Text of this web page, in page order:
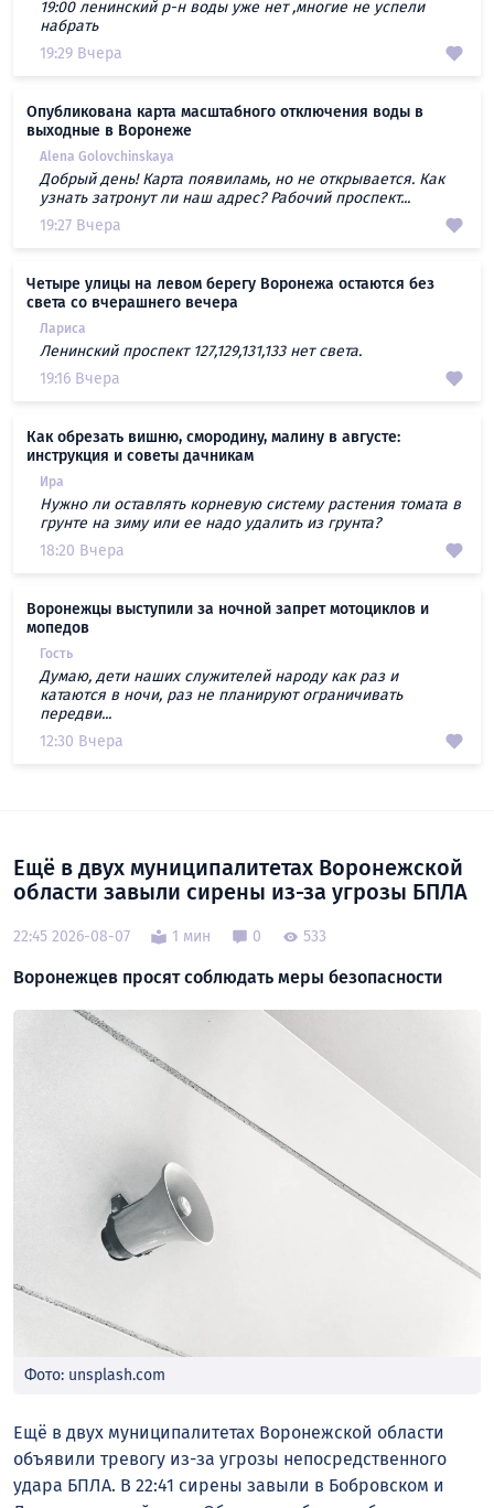
19:00 ленинский р-н воды уже нет ,многие не успели
набрать
19:29 Вчера
Опубликована карта масштабного отключения воды в
выходные в Воронеже
Alena Golovchinskaya
Добрый день! Карта появиламь, но не открывается. Как
узнать затронут ли наш адрес? Рабочий проспект...
19:27 Вчера
Четыре улицы на левом берегу Воронежа остаются без
света со вчерашнего вечера
Лариса
Ленинский проспект 127,129,131,133 нет света.
19:16 Вчера
Как обрезать вишню, смородину, малину в августе:
инструкция и советы дачникам
Ира
Нужно ли оставлять корневую систему растения томата в
грунте на зиму или ее надо удалить из грунта?
18:20 Вчера
Воронежцы выступили за ночной запрет мотоциклов и
мопедов
Гость
Думаю, дети наших служителей народу как раз и
катаются в ночи, раз не планируют ограничивать
передви...
12:30 Вчера
Ещё в двух муниципалитетах Воронежской
области завыли сирены из-за угрозы БПЛА
22:45 2026-08-07 1 мин 0 533
Воронежцев просят соблюдать меры безопасности
Фото: unsplash.com
Ещё в двух муниципалитетах Воронежской области
объявили тревогу из-за угрозы непосредственного
удара БПЛА. В 22:41 сирены завыли в Бобровском и